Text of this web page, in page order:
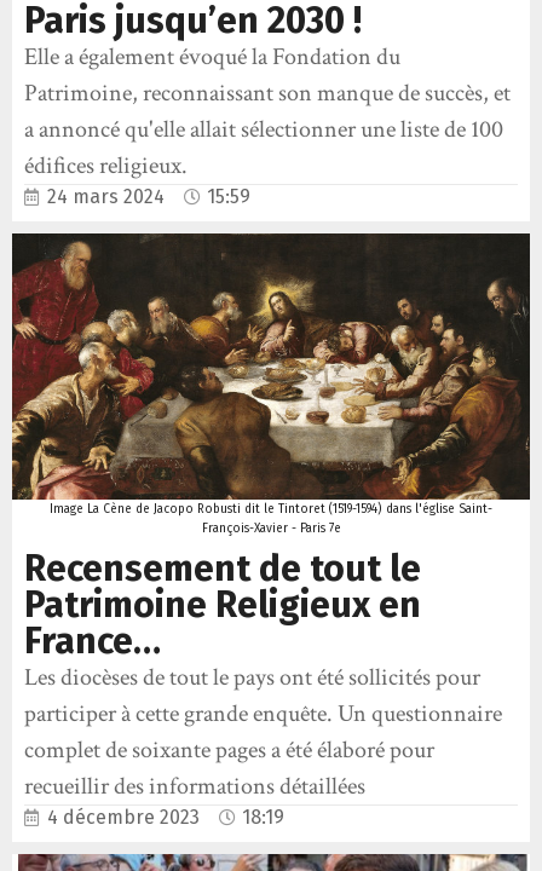
Paris jusqu’en 2030 !
Elle a également évoqué la Fondation du
Patrimoine, reconnaissant son manque de succès, et
a annoncé qu'elle allait sélectionner une liste de 100
édifices religieux.
24 mars 2024 15:59
Image La Cène de Jacopo Robusti dit le Tintoret (1519-1594) dans l'église Saint-
François-Xavier - Paris 7e
Recensement de tout le
Patrimoine Religieux en
France…
Les diocèses de tout le pays ont été sollicités pour
participer à cette grande enquête. Un questionnaire
complet de soixante pages a été élaboré pour
recueillir des informations détaillées
4 décembre 2023 18:19